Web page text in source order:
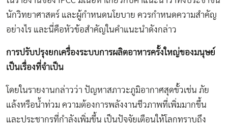
นักวิทยาศาสตร์ และผู้กำหนดนโยบาย ควรกำหนดความสำคัญ
อย่างไร และนี่คือหัวข้อสำคัญในคำแนะนำดังกล่าว
การปรับปรุงยกเครื่องระบบการผลิตอาหารครั้งใหญ่ของมนุษย์
เป็นเรื่องที่จำเป็น
โดยในรายงานกล่าวว่า ปัญหาสภาวะภูมิอากาศสุดขั้วเช่น ภัย
แล้งหรือน้ำท่วม ความต้องการพลังงานชีวภาพที่เพิ่มมากขึ้น
และประชากรที่กำลังเพิ่มขึ้น เป็นปัจจัยเตือนให้โลกทราบถึง